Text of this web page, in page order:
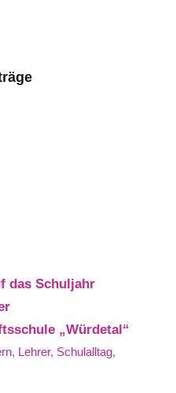
das Schuljahr
„Würdetal“
, Lehrer, Schulalltag,